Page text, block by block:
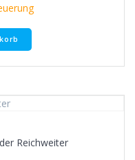
Reichweiter